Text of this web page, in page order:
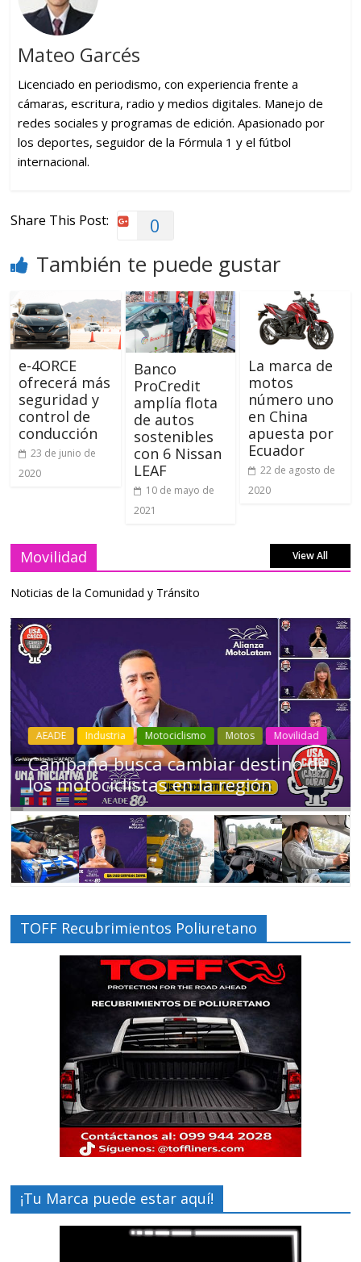
Mateo Garcés
Licenciado en periodismo, con experiencia frente a
cámaras, escritura, radio y medios digitales. Manejo de
redes sociales y programas de edición. Apasionado por
los deportes, seguidor de la Fórmula 1 y el fútbol
internacional.
Share This Post: 0
También te puede gustar
e-4ORCE
ofrecerá más
seguridad y
control de
conducción
23 de junio de
2020
Banco
ProCredit
amplía flota
de autos
sostenibles
con 6 Nissan
LEAF
10 de mayo de
2021
La marca de
motos
número uno
en China
apuesta por
Ecuador
22 de agosto de
2020
Movilidad View All
Noticias de la Comunidad y Tránsito
Industria Movilidad Transporte Varios
Choferes profesionales mantienen a
Ecuador en movimiento
TOFF Recubrimientos Poliuretano
¡Tu Marca puede estar aquí!